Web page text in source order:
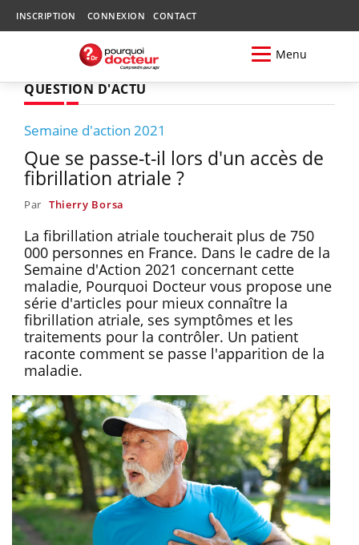
INSCRIPTION CONNEXION CONTACT
Menu
QUESTION D'ACTU
Semaine d'action 2021
Que se passe-t-il lors d'un accès de
fibrillation atriale ?
Par Thierry Borsa
La fibrillation atriale toucherait plus de 750
000 personnes en France. Dans le cadre de la
Semaine d'Action 2021 concernant cette
maladie, Pourquoi Docteur vous propose une
série d'articles pour mieux connaître la
fibrillation atriale, ses symptômes et les
traitements pour la contrôler. Un patient
raconte comment se passe l'apparition de la
maladie.